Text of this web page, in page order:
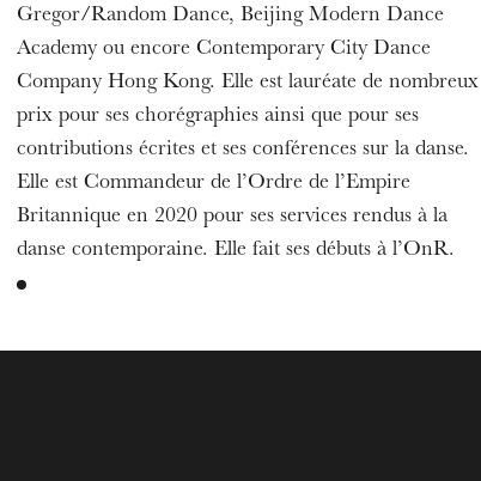
Gregor/Random Dance, Beijing Modern Dance
Academy ou encore Contemporary City Dance
Company Hong Kong. Elle est lauréate de nombreux
prix pour ses chorégraphies ainsi que pour ses
contributions écrites et ses conférences sur la danse.
Elle est Commandeur de l’Ordre de l’Empire
Britannique en 2020 pour ses services rendus à la
danse contemporaine. Elle fait ses débuts à l’OnR.